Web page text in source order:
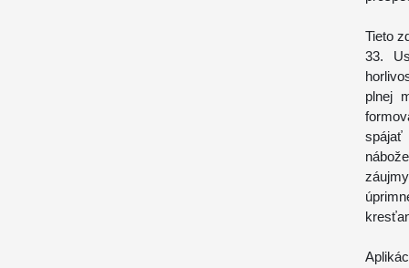
Tieto
33.
plnej
spájať